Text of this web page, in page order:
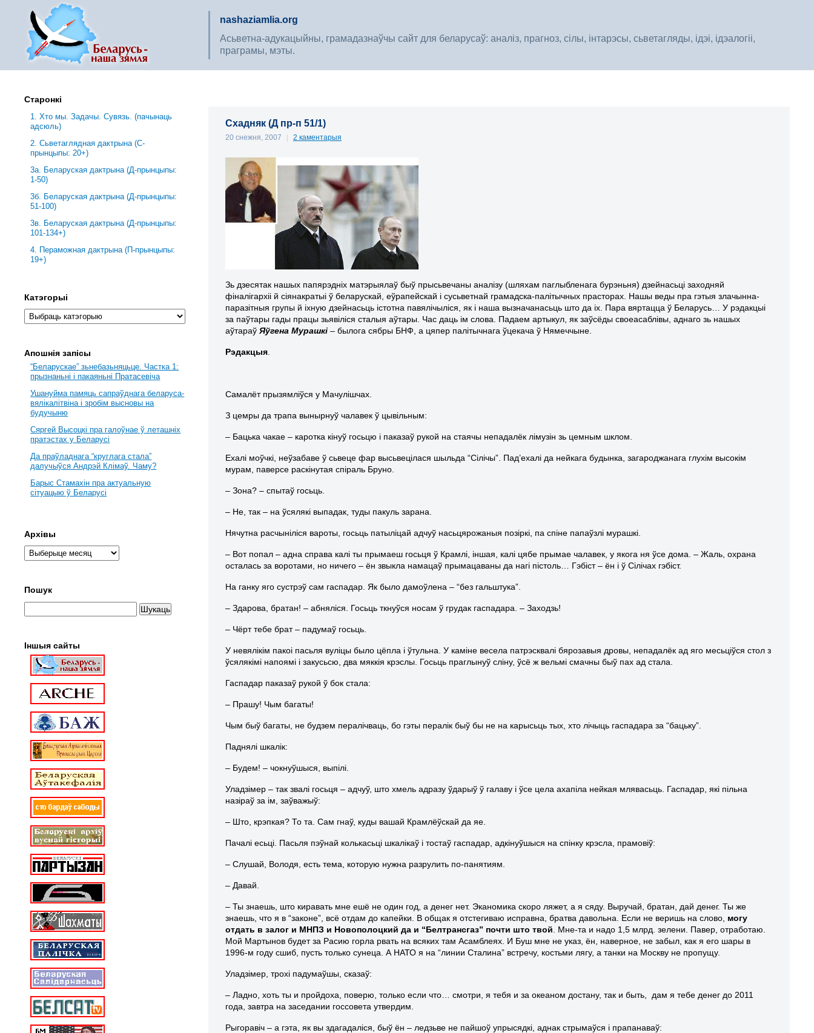
nashaziamlia.org
Асьветна-адукацыйны, грамадазнаўчы сайт для беларусаў: аналіз, прагноз, сілы, інтарэсы, сьветагляды, ідэі, ідэалогіі,
праграмы, мэты.
Схадняк (Д пр-п 51/1)
20 снежня, 2007 | 2 каментарыя
Зь дзесятак нашых папярэдніх матэрыялаў быў прысьвечаны аналізу (шляхам паглыбленага бурэньня) дзейнасьці заходняй
фіналігархіі й сіянакратыі ў беларускай, еўрапейскай і сусьветнай грамадска-палітычных прасторах. Нашы веды пра гэтыя злачынна-
паразітныя групы й іхную дзейнасьць істотна павялічыліся, як і наша вызначанасьць што да іх. Пара вяртацца ў Беларусь… У рэдакцыі
за паўтары гады працы зьявіліся сталыя аўтары. Час даць ім слова. Падаем артыкул, як заўсёды своеасаблівы, аднаго зь нашых
аўтараўЯўгена Мурашкі – былога сябры БНФ, а цяпер палітычнага ўцекача ў Нямеччыне.
Рэдакцыя
Самалёт прызямліўся у Мачулішчах.
З цемры да трапа вынырнуў чалавек ў цывільным:
– Бацька чакае – каротка кінуў госьцю і паказаў рукой на стаячы непадалёк лімузін зь цемным шклом.
Ехалі моўчкі, неўзабаве ў сьвеце фар высьвецілася шыльда “Сілічы”. Пад’ехалі да нейкага будынка, загароджанага глухім высокім
мурам, паверсе раскінутая спіраль Бруно.
– Зона? – спытаў госьць.
– Не, так – на ўсялякі выпадак, туды пакуль зарана.
Нячутна расчыніліся вароты, госьць патыліцай адчуў насьцярожаныя позіркі, па спіне папаўзлі мурашкі.
– Вот попал – адна справа калі ты прымаеш госьця ў Крамлі, іншая, калі цябе прымае чалавек, у якога ня ўсе дома. – Жаль, охрана
осталась за воротами, но ничего – ён звыкла намацаў прымацаваны да нагі пістоль… Гэбіст – ён і ў Сілічах гэбіст.
На ганку яго сустрэў сам гаспадар. Як было дамоўлена – “без гальштука”.
– Здарова, братан! – абняліся. Госьць ткнуўся носам ў грудак гаспадара. – Заходзь!
– Чёрт тебе брат – падумаў госьць.
У невялікім пакоі пасьля вуліцы было цёпла і ўтульна. У каміне весела патрэсквалі бярозавыя дровы, непадалёк ад яго месьціўся стол з
ўсялякімі напоямі і закусьсю, два мяккія крэслы. Госьць праглынуў сліну, ўсё ж вельмі смачны быў пах ад стала.
Гаспадар паказаў рукой ў бок стала:
– Прашу! Чым багаты!
Чым быў багаты, не будзем пералічваць, бо гэты пералік быў бы не на карысьць тых, хто лічыць гаспадара за “бацьку”.
Паднялі шкалік:
– Будем! – чокнуўшыся, выпілі.
Уладзімер – так звалі госьця – адчуў, што хмель адразу ўдарыў ў галаву і ўсе цела ахапіла нейкая млявасьць. Гаспадар, які пільна
назіраў за ім, заўважыў:
– Што, крэпкая? То та. Сам гнаў, куды вашай Крамлёўскай да яе.
Пачалі есьці. Пасьля пэўнай колькасьці шкалікаў і тостаў гаспадар, адкінуўшыся на спінку крэсла, прамовіў:
– Слушай, Володя, есть тема, которую нужна разрулить по-панятиям.
– Давай.
– Ты знаешь, што киравать мне ешё не один год, а денег нет. Эканомика скоро ляжет, а я сяду. Выручай, братан, дай денег. Ты же
знаешь, что я в “законе”, всё отдам до капейки. В общак я отстегиваю исправна, братва давольна. Если не веришь на слово, могу
отдать в залог и МНПЗ и Новополоцкий да и “Белтрансгаз” почти што твой . Мне-та и надо 1,5 млрд. зелени . Павер, отработаю.
Мой Мартынов будет за Расию горла рвать на всяких там Асамблеях. И Буш мне не указ, ён, наверное, не забыл, как я его шары в
1996-м году сшиб, пусть только сунеца. А НАТО я на “линии Сталина” встречу, костьми лягу, а танки на Москву не пропущу.
Уладзімер, трохі падумаўшы, сказаў:
– Ладно, хоть ты и пройдоха, поверю, только если что… смотри, я тебя и за океаном достану, так и быть, дам я тебе денег до 2011
года, завтра на заседании госсовета утвердим.
Рыгоравіч – а гэта, як вы здагадаліся, быў ён – ледзьве не пайшоў упрысядкі, аднак стрымаўся і прапанаваў:
Старонкі
1. Хто мы. Задачы. Сувязь. (пачынаць
адсюль)
2. Сьветаглядная дактрына (С-
прынцыпы: 20+)
3a. Беларуская дактрына (Д-прынцыпы:
1-50)
3б. Беларуская дактрына (Д-прынцыпы:
51-100)
3в. Беларуская дактрына (Д-прынцыпы:
101-134+)
4. Пераможная дактрына (П-прынцыпы:
19+)
Катэгорыі
Апошнія запісы
“Беларускае” зьнебазьняцьце. Частка 1:
прызнаньні і пакаяньні Пратасевіча
Ушануйма памяць сапраўднага беларуса-
вялікалітвіна і зробім высновы на
будучыню
Сяргей Высоцкі пра галоўнае ў леташніх
пратэстах у Беларусі
Да праўладнага “круглага стала”
далучыўся Андрэй Клімаў. Чаму?
Барыс Стамахін пра актуальную
сітуацыю ў Беларусі
Архівы
Пошук
Іншыя сайты